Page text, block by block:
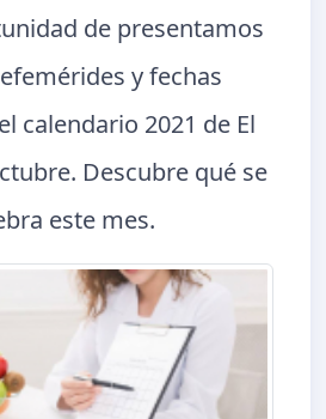
de presentamos
y fechas
calendario 2021 de El
Descubre qué se
este mes.